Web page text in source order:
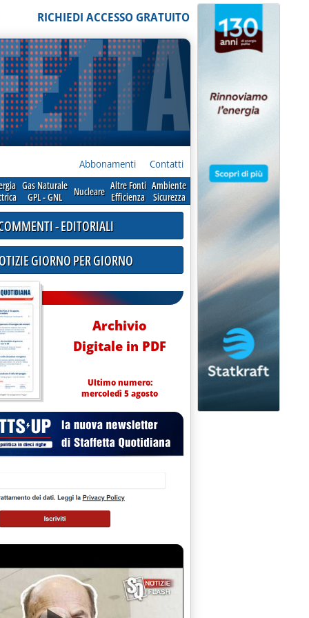
RICHIEDI ACCESSO GRATUITO
Abbonamenti Contatti
Gas Naturale
GPL - GNL
Nucleare Altre Fonti
Efficienza
Ambiente
Sicurezza
Gse'
- EDITORIALI
GIORNO PER GIORNO
Archivio
Digitale in PDF
Ultimo numero:
mercoledì 5 agosto